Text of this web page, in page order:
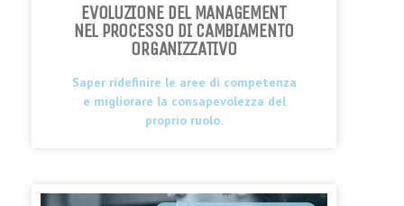
EVOLUZIONE DEL MANAGEMENT
NEL PROCESSO DI CAMBIAMENTO
ORGANIZZATIVO
Saper ridefinire le aree di competenza
e migliorare la consapevolezza del
proprio ruolo.